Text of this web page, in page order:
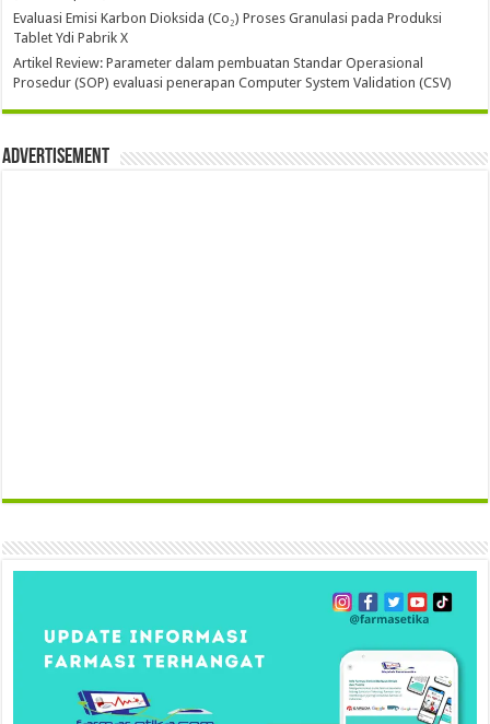
Evaluasi Emisi Karbon Dioksida (Co₂) Proses Granulasi pada Produksi
Tablet Ydi Pabrik X
Artikel Review: Parameter dalam pembuatan Standar Operasional
Prosedur (SOP) evaluasi penerapan Computer System Validation (CSV)
Advertisement